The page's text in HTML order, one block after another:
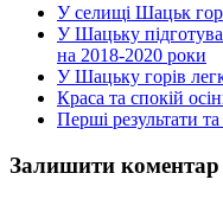
У селищі Шацьк
У Шацьку
на 2018-2020 роки
У Шацьку горів
Краса та спокій
Перші результати
Залишити коментар